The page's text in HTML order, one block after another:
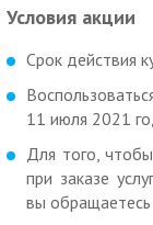
Условия акции
Срок действия
11 июля 2021
Для того,
при заказе
вы обращаетесь